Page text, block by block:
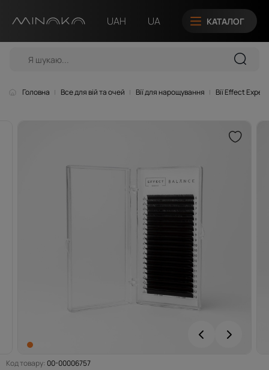
UAH UA КАТАЛОГ
Головна Все для вій та очей Вії для нарощування Вії Effect Expert
Код товару: 00-00006757